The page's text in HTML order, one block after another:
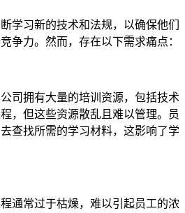
学习新的技术和法规，以确保他们
争力。然而，存在以下需求痛点：
司拥有大量的培训资源，包括技术
，但这些资源散乱且难以管理。员
查找所需的学习材料，这影响了学
通常过于枯燥，难以引起员工的浓